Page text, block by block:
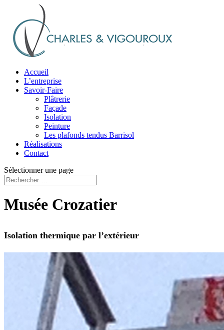
Accueil
L’entreprise
Savoir-Faire
Plâtrerie
Façade
Isolation
Peinture
Les plafonds tendus Barrisol
Réalisations
Contact
Sélectionner une page
Musée Crozatier
Isolation thermique par l’extérieur